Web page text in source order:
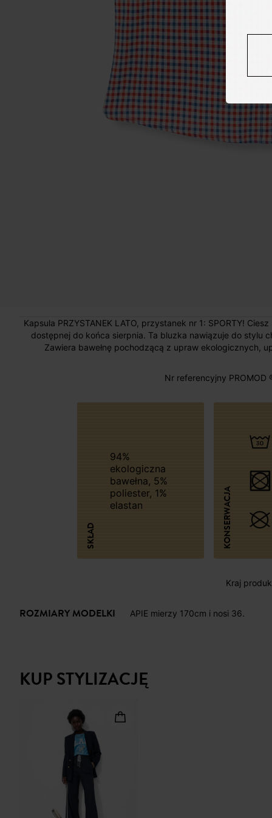
Kapsula PRZYSTANEK LATO, przystanek nr 1: SPORTY!
dostępnej do końca sierpnia. Ta bluzka nawiązuje do stylu
Zawiera bawełnę pochodzącą z upraw ekologicznych,
Nr referencyjny
SKŁAD
94%
ekologiczna
bawełna, 5%
poliester, 1%
elastan
KONSERWACJA
Kraj
ROZMIARY MODELKI APIE mierzy 170cm i nosi 36.
KUP STYLIZACJĘ